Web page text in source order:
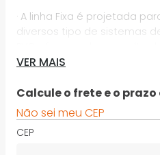
· A linha Fixa é projetada
diversos tipo de sistemas
à radiação solar
*Imagens meramente
VER MAIS
Calcule o frete e o
Não sei meu CEP
CEP